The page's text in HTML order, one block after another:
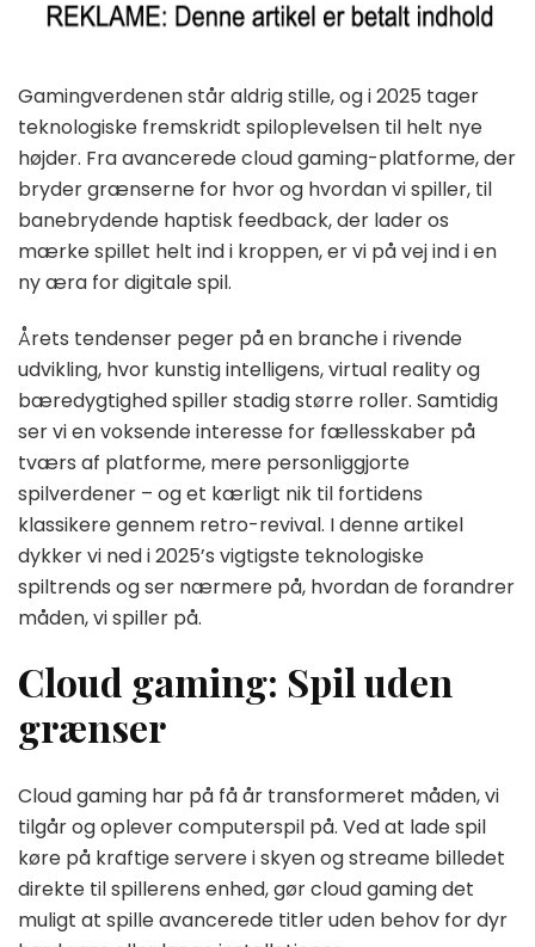
Gamingverdenen står aldrig stille, og i 2025 tager
teknologiske fremskridt spiloplevelsen til helt nye
højder. Fra avancerede cloud gaming-platforme, der
bryder grænserne for hvor og hvordan vi spiller, til
banebrydende haptisk feedback, der lader os
mærke spillet helt ind i kroppen, er vi på vej ind i en
ny æra for digitale spil.
Årets tendenser peger på en branche i rivende
udvikling, hvor kunstig intelligens, virtual reality og
bæredygtighed spiller stadig større roller. Samtidig
ser vi en voksende interesse for fællesskaber på
tværs af platforme, mere personliggjorte
spilverdener – og et kærligt nik til fortidens
klassikere gennem retro-revival. I denne artikel
dykker vi ned i 2025’s vigtigste teknologiske
spiltrends og ser nærmere på, hvordan de forandrer
måden, vi spiller på.
Cloud gaming: Spil uden
grænser
Cloud gaming har på få år transformeret måden, vi
tilgår og oplever computerspil på. Ved at lade spil
køre på kraftige servere i skyen og streame billedet
direkte til spillerens enhed, gør cloud gaming det
muligt at spille avancerede titler uden behov for dyr